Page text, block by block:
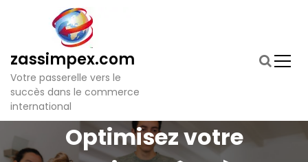
e
zassimpex.com
Votre passerelle vers le
succès dans le commerce
international
Optimisez votre